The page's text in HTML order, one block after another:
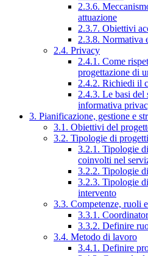
2.3.6.
attuazione
2.3.7. Obiettivi
2.3.8. Normativa
2.4. Privacy
2.4.1. Come
progettazione di
2.4.2. Richiedi il
2.4.3. Le basi del
informativa
3. Pianificazione, gestione e
3.1. Obiettivi del
3.2. Tipologie di progetti
3.2.1. Tipologie
coinvolti nel
3.2.2. Tipologie
3.2.3. Tipologie
intervento
3.3. Competenze, ruoli
3.3.1.
3.3.2. Definire
3.4. Metodo di lavoro
3.4.1. Definire